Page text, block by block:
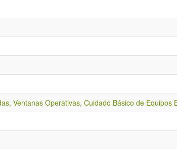
Ventanas Operativas, Cuidado Básico de Equipos